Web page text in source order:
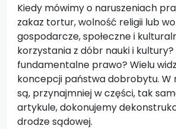
Kiedy mówimy o naruszeniach
zakaz tortur, wolność religii lub
gospodarcze, społeczne i
korzystania z dóbr nauki i
fundamentalne prawo? Wielu
koncepcji państwa dobrobytu. W
są, przynajmniej w części, tak
artykule, dokonujemy
drodze sądowej.